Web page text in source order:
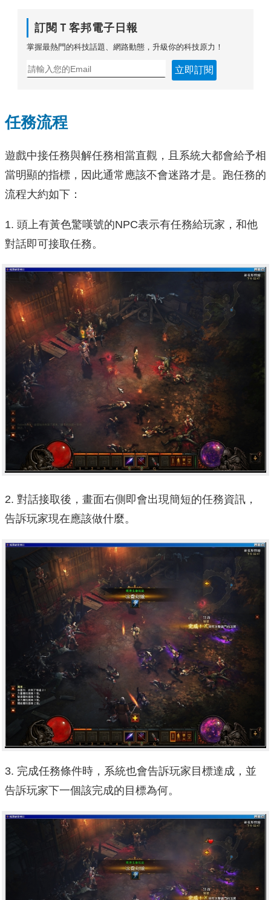
訂閱Ｔ客邦電子日報
掌握最熱門的科技話題、網路動態，升級你的科技原力！
立即訂閱
任務流程
遊戲中接任務與解任務相當直觀，且系統大都會給予相
當明顯的指標，因此通常應該不會迷路才是。跑任務的
流程大約如下：
1. 頭上有黃色驚嘆號的NPC表示有任務給玩家，和他
對話即可接取任務。
2. 對話接取後，畫面右側即會出現簡短的任務資訊，
告訴玩家現在應該做什麼。
3. 完成任務條件時，系統也會告訴玩家目標達成，並
告訴玩家下一個該完成的目標為何。